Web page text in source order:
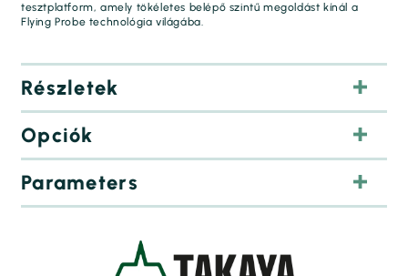
tesztplatform, amely tökéletes belépő szintű megoldást kínál a
Flying Probe technológia világába.
Részletek
Opciók
Parameters